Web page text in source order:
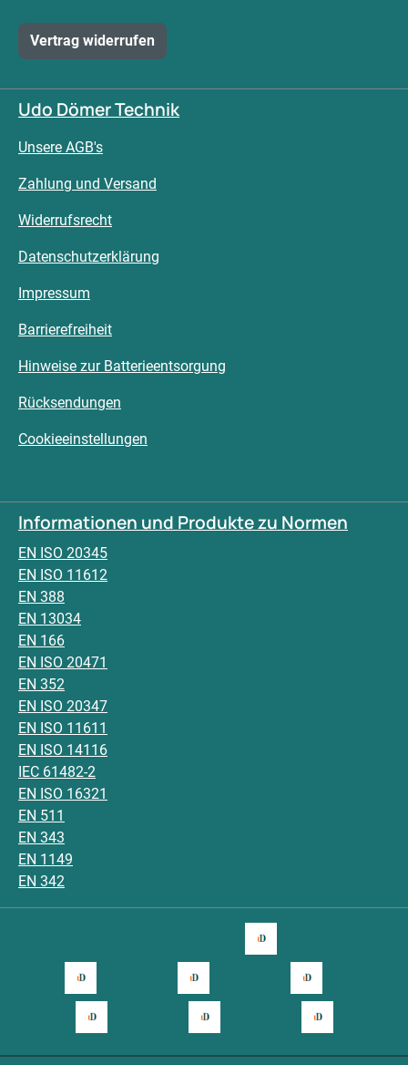
Vertrag widerrufen
Udo Dömer Technik
Unsere AGB's
Zahlung und Versand
Widerrufsrecht
Datenschutzerklärung
Impressum
Barrierefreiheit
Hinweise zur Batterieentsorgung
Rücksendungen
Cookieeinstellungen
Informationen und Produkte zu Normen
EN ISO 20345
EN ISO 11612
EN 388
EN 13034
EN 166
EN ISO 20471
EN 352
EN ISO 20347
EN ISO 11611
EN ISO 14116
IEC 61482-2
EN ISO 16321
EN 511
EN 343
EN 1149
EN 342